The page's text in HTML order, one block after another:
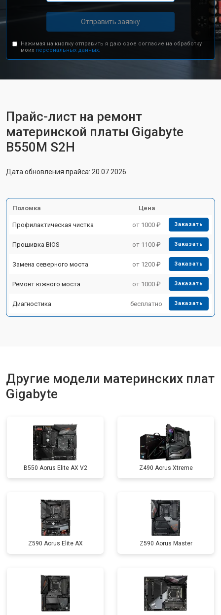
Отправить заявку
Нажимая на кнопку отправить я даю свое согласие на обработку
моих персональных данных.
Прайс-лист на ремонт
материнской платы Gigabyte
B550M S2H
Дата обновления прайса: 20.07.2026
Поломка Цена
Профилактическая чистка от 1000 ₽ Заказать
Прошивка BIOS от 1100 ₽ Заказать
Замена северного моста от 1200 ₽ Заказать
Ремонт южного моста от 1000 ₽ Заказать
Диагностика бесплатно Заказать
Другие модели материнских плат
Gigabyte
B550 Aorus Elite AX V2 Z490 Aorus Xtreme
Z590 Aorus Elite AX Z590 Aorus Master